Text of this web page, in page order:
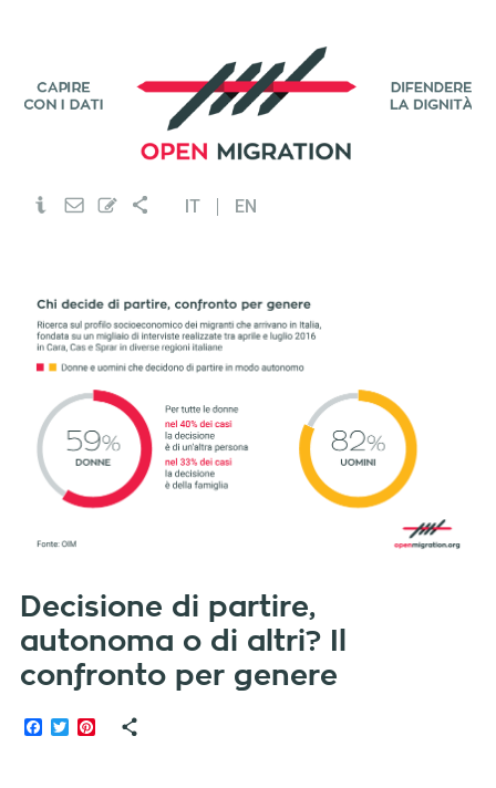
IT EN
Decisione di partire,
autonoma o di altri? Il
confronto per genere
Facebook
TwitterPinterest